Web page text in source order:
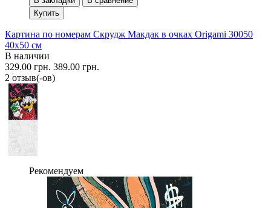
Купить
Картина по номерам Скрудж Макдак в очках Origami 30050
40x50 см
В наличии
329.00 грн. 389.00 грн.
2 отзыв(-ов)
Рекомендуем